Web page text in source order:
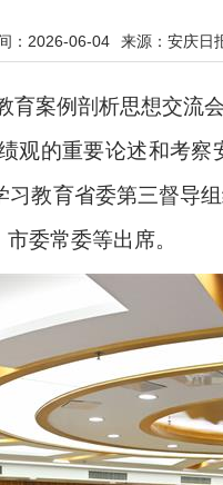
：2026-06-04 来源：安庆日
案例剖析思想交流
观的重要论述和考
教育省委第三督导
委常委等出席。